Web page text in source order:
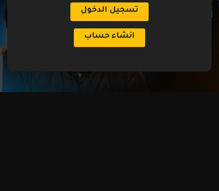
تسجيل الدخول
انشاء حساب